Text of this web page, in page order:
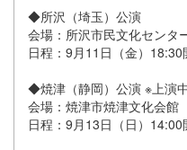
◆所沢（埼玉）公演
会場：所沢市民文化センタ
日程：9月11日（金）18:30
◆焼津（静岡）公演 ※上演
会場：焼津市焼津文化会館
日程：9月13日（日）14:00